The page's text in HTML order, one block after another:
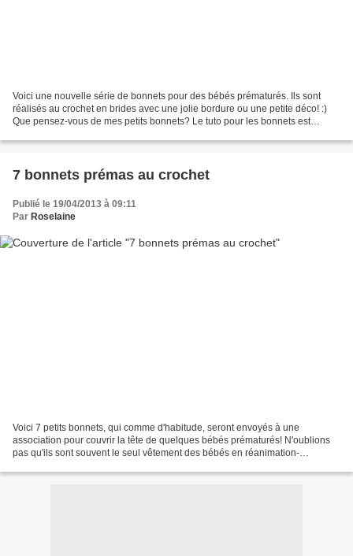
Voici une nouvelle série de bonnets pour des bébés prématurés. Ils sont
réalisés au crochet en brides avec une jolie bordure ou une petite déco! :)
Que pensez-vous de mes petits bonnets? Le tuto pour les bonnets est
7 bonnets prémas au crochet
Publié le 19/04/2013 à 09:11
Par Roselaine
Voici 7 petits bonnets, qui comme d'habitude, seront envoyés à une
association pour couvrir la tête de quelques bébés prématurés! N'oublions
pas qu'ils sont souvent le seul vêtement des bébés en réanimation-